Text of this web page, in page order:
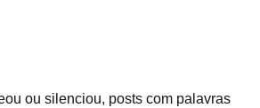
ou silenciou, posts com palavras